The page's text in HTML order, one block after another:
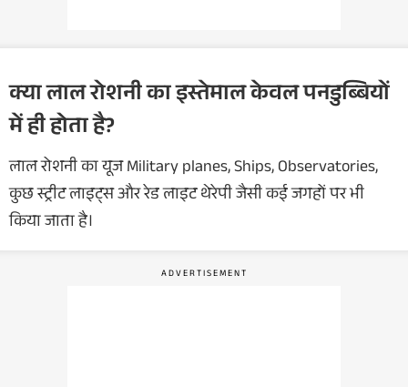
क्या लाल रोशनी का इस्तेमाल केवल पनडुब्बियों
में ही होता है?
लाल रोशनी का यूज Military planes, Ships, Observatories,
कुछ स्ट्रीट लाइट्स और रेड लाइट थेरेपी जैसी कई जगहों पर भी
किया जाता है।